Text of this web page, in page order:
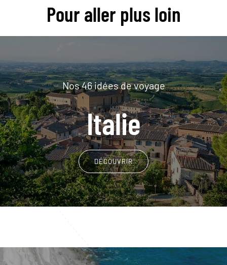
Pour aller plus loin
Nos 46 idées de voyage
Italie
DÉCOUVRIR